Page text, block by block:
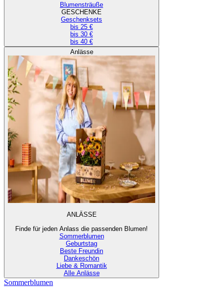
Blumensträuße
GESCHENKE
Geschenksets
bis 25 €
bis 30 €
bis 40 €
Anlässe
ANLÄSSE
Finde für jeden Anlass die passenden Blumen!
Sommerblumen
Geburtstag
Beste Freundin
Dankeschön
Liebe & Romantik
Alle Anlässe
Sommerblumen